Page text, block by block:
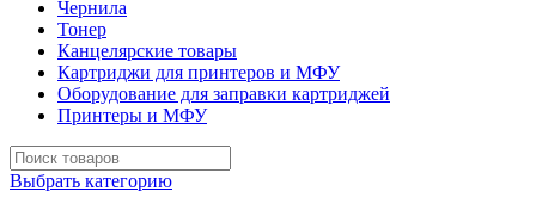
Чернила
Тонер
Канцелярские товары
Картриджи для принтеров и МФУ
Оборудование для заправки картриджей
Принтеры и МФУ
Выбрать категорию